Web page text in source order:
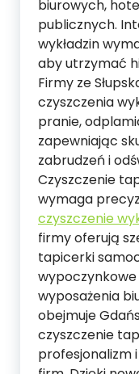
biurowych,
publicznych.
wykładzin
aby utrzymać
Firmy ze
czyszczenia
pranie,
zapewniając
zabrudzeń i
Czyszczenie
wymaga
czyszczenie
firmy oferują
tapicerki
wyposażenia
obejmuje
czyszczenie
profesjonalizm